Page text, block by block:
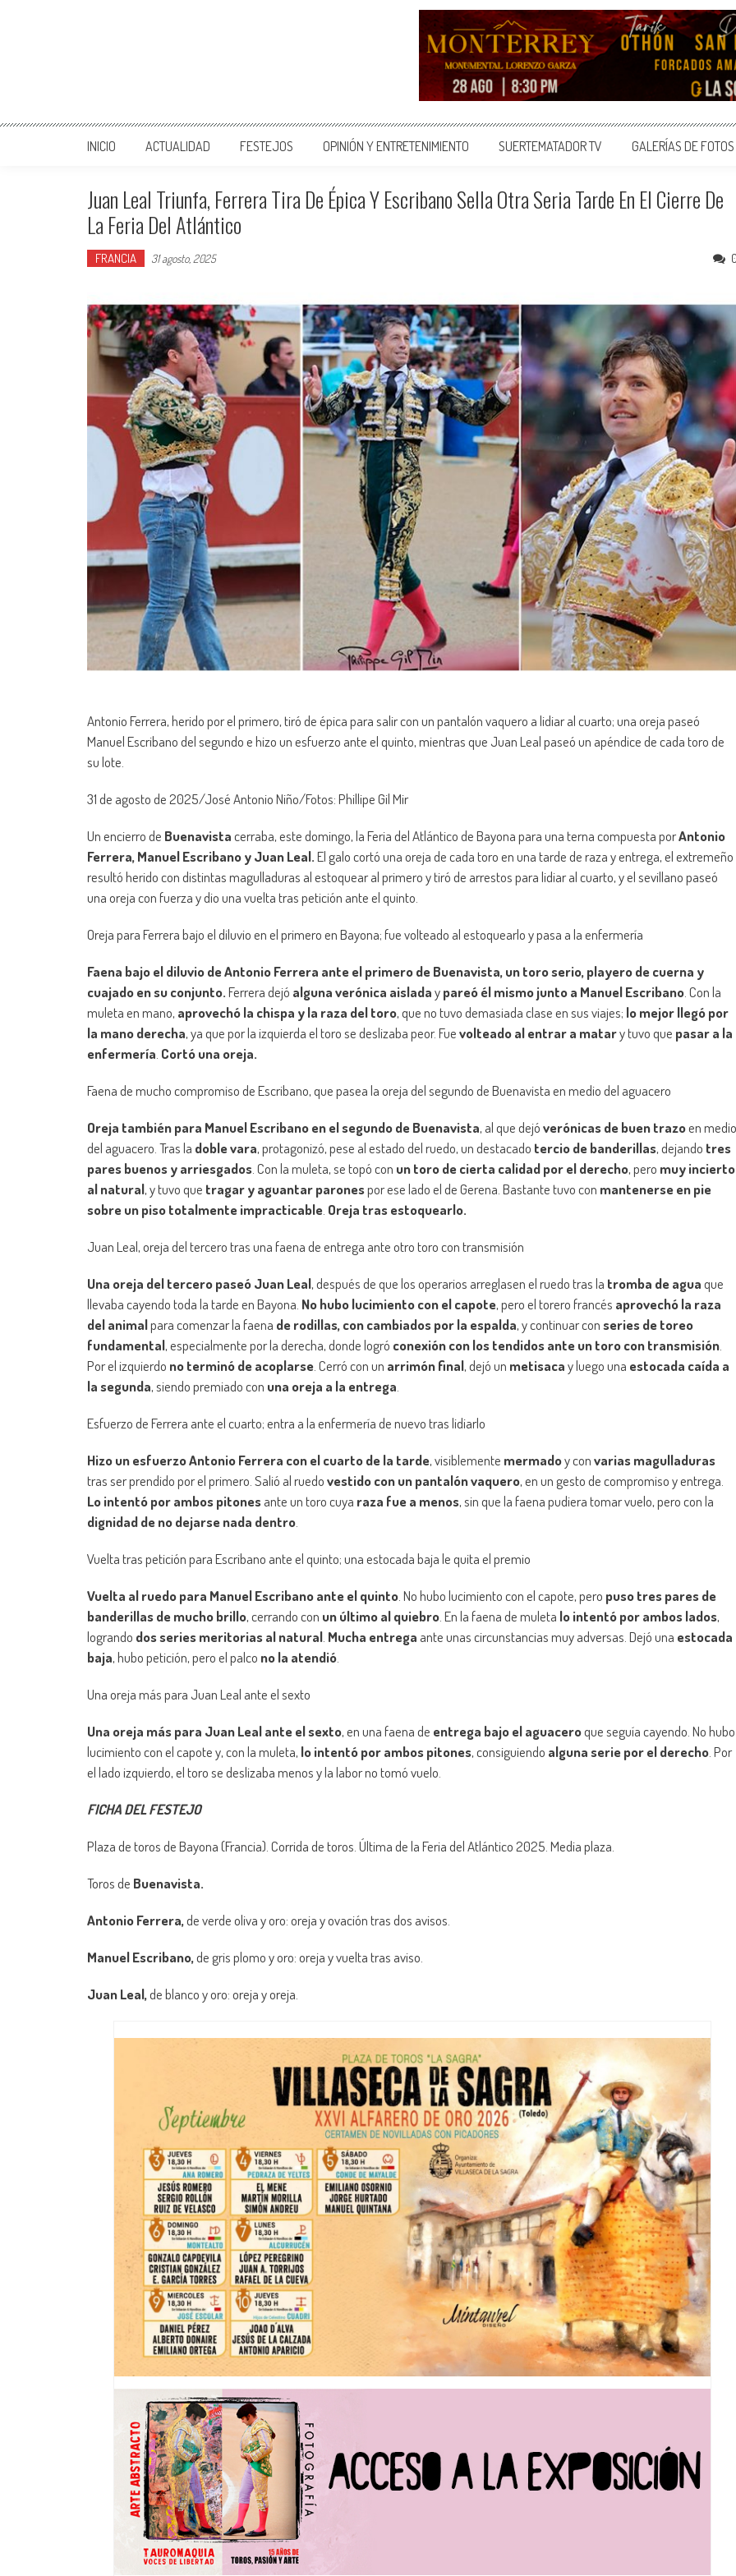
INICIO ACTUALIDAD FESTEJOS OPINIÓN Y ENTRETENIMIENTO SUERTEMATADOR TV GALERÍAS DE FOTOS
Juan Leal Triunfa, Ferrera Tira De Épica Y Escribano Sella Otra Seria Tarde En El Cierre De
La Feria Del Atlántico
FRANCIA 31 agosto, 2025
Antonio Ferrera, herido por el primero, tiró de épica para salir con un pantalón vaquero a lidiar al cuarto; una oreja paseó
Manuel Escribano del segundo e hizo un esfuerzo ante el quinto, mientras que Juan Leal paseó un apéndice de cada toro de
su lote.
31 de agosto de 2025/José Antonio Niño/Fotos: Phillipe Gil Mir
Un encierro de Buenavistacerraba, este domingo, la Feria del Atlántico de Bayona para una terna compuesta porAntonio
Ferrera, Manuel Escribano y Juan Leal.El galo cortó una oreja de cada toro en una tarde de raza y entrega, el extremeño
resultó herido con distintas magulladuras al estoquear al primero y tiró de arrestos para lidiar al cuarto, y el sevillano paseó
una oreja con fuerza y dio una vuelta tras petición ante el quinto.
Oreja para Ferrera bajo el diluvio en el primero en Bayona; fue volteado al estoquearlo y pasa a la enfermería
Faena bajo el diluvio de Antonio Ferrera ante el primero de Buenavista, un toro serio, playero de cuerna y
cuajado en su conjunto.Ferrera dejó alguna verónica aisladaypareó él mismo junto a Manuel Escribano . Con la
muleta en mano, aprovechó la chispa y la raza del toro, que no tuvo demasiada clase en sus viajes; lo mejor llegó por
la mano derecha, ya que por la izquierda el toro se deslizaba peor. Fuevolteado al entrar a matary tuvo que pasar a la
enfermería Cortó una oreja.
Faena de mucho compromiso de Escribano, que pasea la oreja del segundo de Buenavista en medio del aguacero
Oreja también para Manuel Escribano en el segundo de Buenavista, al que dejóverónicas de buen trazoen medio
del aguacero. Tras la doble vara, protagonizó, pese al estado del ruedo, un destacado tercio de banderillas, dejando tres
pares buenos y arriesgados . Con la muleta, se topó con un toro de cierta calidad por el derecho, pero muy incierto
al natural, y tuvo que tragar y aguantar paronespor ese lado el de Gerena. Bastante tuvo con mantenerse en pie
sobre un piso totalmente impracticable Oreja tras estoquearlo.
Juan Leal, oreja del tercero tras una faena de entrega ante otro toro con transmisión
Una oreja del tercero paseó Juan Leal, después de que los operarios arreglasen el ruedo tras la tromba de aguaque
llevaba cayendo toda la tarde en Bayona. No hubo lucimiento con el capote, pero el torero francés aprovechó la raza
del animalpara comenzar la faena de rodillas, con cambiados por la espalda, y continuar conseries de toreo
fundamental, especialmente por la derecha, donde logró conexión con los tendidos ante un toro con transmisión
Por el izquierdo no terminó de acoplarse . Cerró con un arrimón final, dejó un metisacay luego una estocada caída a
la segunda, siendo premiado con una oreja a la entrega
Esfuerzo de Ferrera ante el cuarto; entra a la enfermería de nuevo tras lidiarlo
Hizo un esfuerzo Antonio Ferrera con el cuarto de la tarde, visiblemente mermadoy convarias magulladuras
tras ser prendido por el primero. Salió al ruedovestido con un pantalón vaquero, en un gesto de compromiso y entrega.
Lo intentó por ambos pitonesante un toro cuya raza fue a menos, sin que la faena pudiera tomar vuelo, pero con la
dignidad de no dejarse nada dentro
Vuelta tras petición para Escribano ante el quinto; una estocada baja le quita el premio
Vuelta al ruedo para Manuel Escribano ante el quinto . No hubo lucimiento con el capote, pero puso tres pares de
banderillas de mucho brillo, cerrando con un último al quiebro . En la faena de muleta lo intentó por ambos lados,
logrando dos series meritorias al natural Mucha entrega ante unas circunstancias muy adversas. Dejó una estocada
baja, hubo petición, pero el palco no la atendió
Una oreja más para Juan Leal ante el sexto
Una oreja más para Juan Leal ante el sexto, en una faena de entrega bajo el aguaceroque seguía cayendo. No hubo
lucimiento con el capote y, con la muleta, lo intentó por ambos pitones, consiguiendo alguna serie por el derecho . Por
el lado izquierdo, el toro se deslizaba menos y la labor no tomó vuelo.
FICHA DEL FESTEJO
Plaza de toros de Bayona (Francia). Corrida de toros. Última de la Feria del Atlántico 2025. Media plaza.
Toros de Buenavista.
Antonio Ferrera,de verde oliva y oro: oreja y ovación tras dos avisos.
Manuel Escribano,de gris plomo y oro: oreja y vuelta tras aviso.
Juan Leal,de blanco y oro: oreja y oreja.